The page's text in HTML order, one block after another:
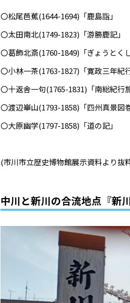
〇松尾芭蕉(1644-1694)「鹿島詣」
〇太田南北(1749-1823)「游勝鹿記」
〇葛飾北斎(1760-1849)「ぎょうとく
〇小林一茶(1763-1827)「寛政三年紀
〇十返舎一句(1765-1831)「南総紀行
〇渡辺崋山(1793-1858)「四州真景図
〇大原幽学(1797-1858)「道の記」
(市川市立歴史博物館展示資料より抜
中川と新川の合流地点『新